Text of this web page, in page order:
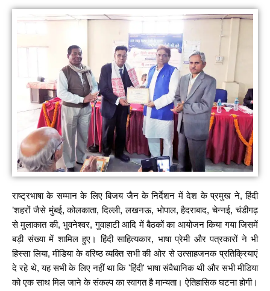
राष्ट्रभाषा के सम्मान के लिए बिजय जैन के निर्देशन में देश के प्रमुख ने, हिंदी
’शहरों जैसे मुंबई, कोलकाता, दिल्ली, लखनऊ, भोपाल, हैदराबाद, चेन्नई, चंडीगढ़
से मुलाकात की, भुवनेश्वर, गुवाहाटी आदि में बैठकों का आयोजन किया गया जिसमें
बड़ी संख्या में शामिल हुए। हिंदी साहित्यकार, भाषा प्रेमी और पत्रकारों ने भी
हिस्सा लिया, मीडिया के वरिष्ठ व्यक्ति सभी की ओर से उत्साहजनक प्रतिक्रियाएं
दे रहे थे, यह सभी के लिए नहीं था कि 'हिंदी' भाषा संवैधानिक थी और सभी मीडिया
को एक साथ मिल जाने के संकल्प का स्वागत है मान्यता। ऐतिहासिक घटना होगी।